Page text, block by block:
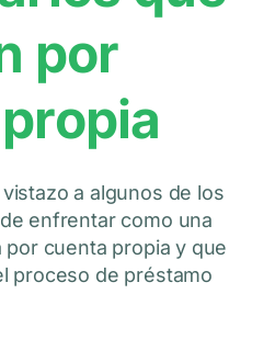
por
a algunos de los
enfrentar como una
cuenta propia y que
proceso de préstamo